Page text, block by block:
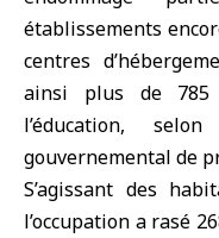
établissements
centres
ainsi plus de
l’éducation,
gouvernemental de
S’agissant des
l’occupation a rasé